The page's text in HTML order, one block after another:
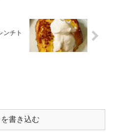
ンチト
書き込む